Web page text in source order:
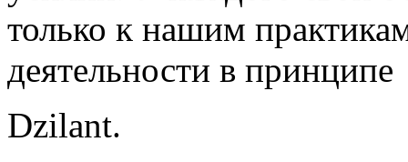
только к нашим
деятельности в принципе
Dzilant.